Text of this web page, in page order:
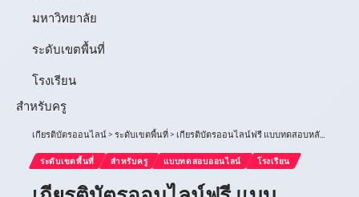
มหาวิทยาลัย
ระดับเขตพื้นที่
โรงเรียน
สำหรับครู
เกียรติบัตรออนไลน์> ระดับเขตพื้นที่> เกียรติบัตรออนไลน์ฟรี แบบทดสอบหลังเรียนกิจกรรมการเรียนรู้ทุกที่ทุกเวลากับศึกษานิเทศก์ เรื่อง นวัตกรรมทางการศึกษา
ระดับเขตพื้นที่ สำหรับครู แบบทดสอบออนไลน์ โรงเรียน